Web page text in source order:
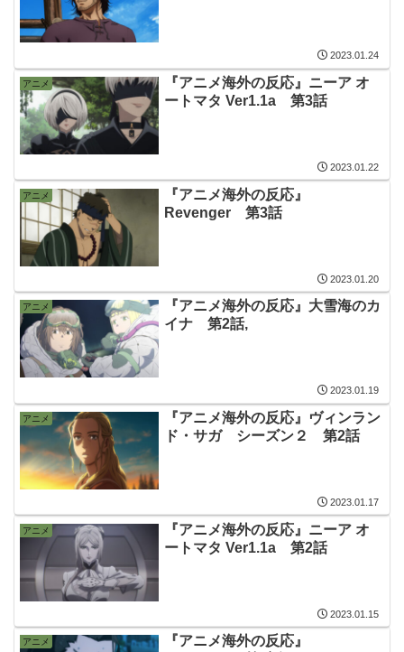
2023.01.24
アニメ
『アニメ海外の反応』ニーア オ
ートマタ Ver1.1a 第3話
2023.01.22
アニメ
『アニメ海外の反応』
Revenger 第3話
2023.01.20
アニメ
『アニメ海外の反応』大雪海のカ
イナ 第2話,
2023.01.19
アニメ
『アニメ海外の反応』ヴィンラン
ド・サガ シーズン２ 第2話
2023.01.17
アニメ
『アニメ海外の反応』ニーア オ
ートマタ Ver1.1a 第2話
2023.01.15
アニメ
『アニメ海外の反応』